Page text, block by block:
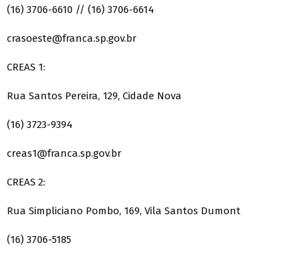
(16) 3706-6610 // (16) 3706-6614
crasoeste@franca.sp.gov.br
CREAS 1:
Rua Santos Pereira, 129, Cidade Nova
(16) 3723-9394
creas1@franca.sp.gov.br
CREAS 2:
Rua Simpliciano Pombo, 169, Vila Santos Dumont
(16) 3706-5185